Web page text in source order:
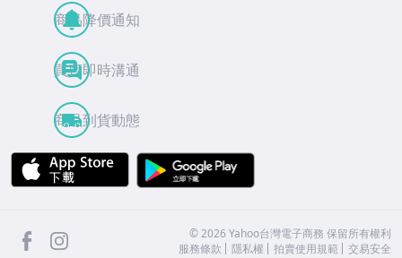
商品降價通知
買賣即時溝通
商品到貨動態
APP Store
facebook ©2026 Yahoo台灣電子商務 保留所有權利
服務條款
隱私權 拍賣使用規範 交易安全